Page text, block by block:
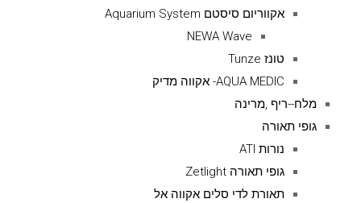
אקווריום סיסטם Aquarium System
NEWA Wave
טונז Tunze
AQUA MEDIC- אקווה מדיק
מלח--ריף ,מרינה
גופי תאורה
נורות ATI
גופי תאורה Zetlight
תאורת לדי סלים אקווה אל